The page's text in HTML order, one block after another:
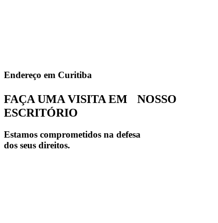
Endereço em Curitiba
FAÇA UMA VISITA EM NOSSO
ESCRITÓRIO
Estamos comprometidos na defesa
dos seus direitos.